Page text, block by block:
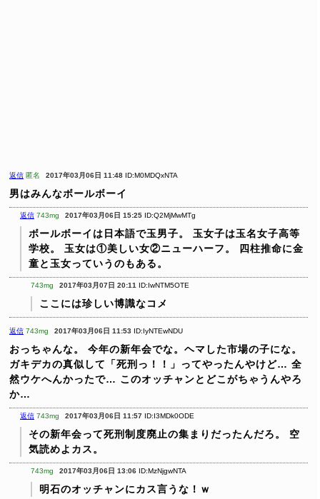
返信 匿名 2017年03月06日 11:48 ID:M0MDQxNTA
男はみんなボールボーイ
返信 743mg 2017年03月06日 15:25 ID:Q2MjMwMTg
ボールボーイは日本語で玉男子。
玉女子は玉名女子高等
学校。
玉女は①美しい女②ニューハーフ。
四柱推命に金
童と玉女っていうのもある。
743mg 2017年03月07日 20:11 ID:IwNTM5OTE
ここには珍しい博識なコメ
返信 743mg 2017年03月06日 11:53 ID:IyNTEwNDU
おっちゃんな。
今年の新年会でな。ヘマした市場の子にな。
ガキデカの真似して「死刑っ！！」ってやったんやけど… 全
然ウケへんかったで… このオッチャンとどこがちゃうんやろ
か…
返信 743mg 2017年03月06日 11:57 ID:I3MDk0ODE
その新年会って死刑制度廃止の集まりだったんだろ。
空
気読めよカス。
743mg 2017年03月06日 13:06 ID:MzNjgwNTA
明石のオッチャンにカス言うな！ｗ